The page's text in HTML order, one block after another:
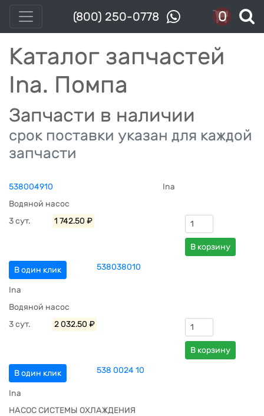
(800) 250-0778 0
Каталог запчастей
Ina. Помпа
Запчасти в наличии
срок поставки указан для каждой
запчасти
538004910
Ina
Водяной насос
3 сут.
1 742.50 ₽
В корзину
В один клик 538038010
Ina
Водяной насос
3 сут.
2 032.50 ₽
В корзину
В один клик 538 0024 10
Ina
НАСОС СИСТЕМЫ ОХЛАЖДЕНИЯ